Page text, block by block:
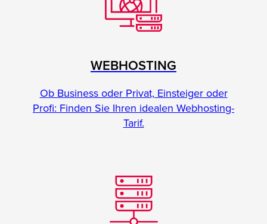
WEBHOSTING
Ob Business oder Privat, Einsteiger oder
Profi: Finden Sie Ihren idealen Webhosting-
Tarif.